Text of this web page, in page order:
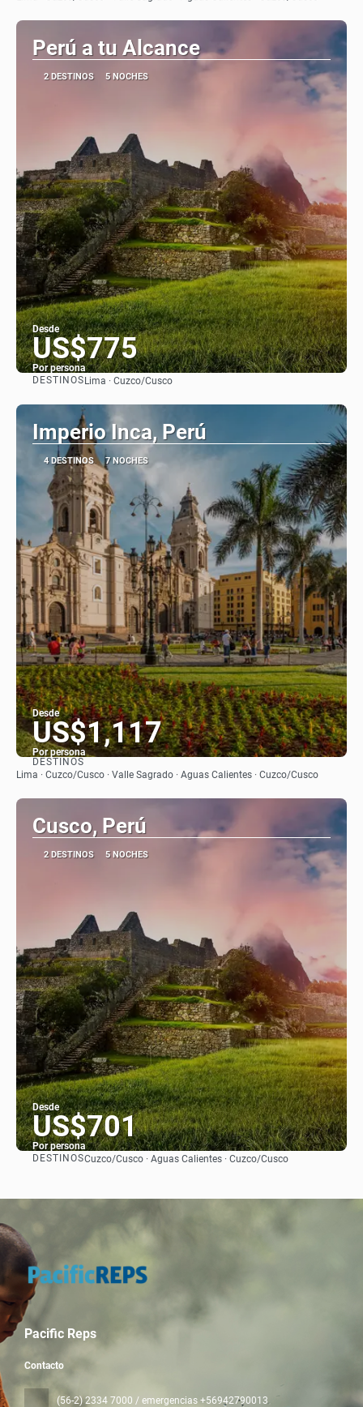
Perú a tu Alcance
2 DESTINOS 5 NOCHES
Desde
US$775
Por persona
DESTINOSLima · Cuzco/Cusco
Imperio Inca, Perú
4 DESTINOS 7 NOCHES
Desde
US$1,117
Por persona
Ver
DESTINOS
Lima · Cuzco/Cusco · Valle Sagrado · Aguas Calientes · Cuzco/Cusco
Cusco, Perú
2 DESTINOS 5 NOCHES
Desde
US$701
Por persona
DESTINOSCuzco/Cusco · Aguas Calientes · Cuzco/Cusco
Pacific Reps
Contacto
(56-2) 2334 7000 / emergencias +56942790013